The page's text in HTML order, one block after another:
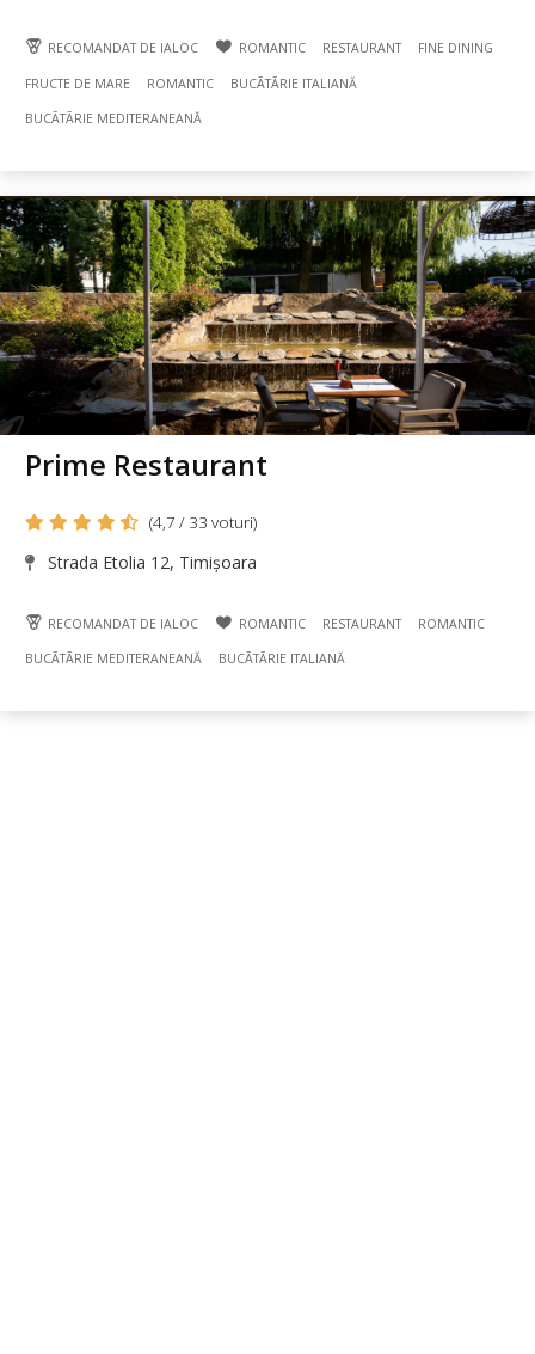
RECOMANDAT DE IALOC ROMANTIC RESTAURANT FINE DINING
FRUCTE DE MARE ROMANTIC BUCÃTÃRIE ITALIANĂ
BUCÃTÃRIE MEDITERANEANĂ
Prime Restaurant
(4,7 / 33 voturi)
Strada Etolia 12, Timișoara
RECOMANDAT DE IALOC ROMANTIC RESTAURANT ROMANTIC
BUCÃTÃRIE MEDITERANEANĂ BUCÃTÃRIE ITALIANĂ